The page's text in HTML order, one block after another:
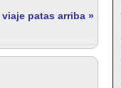
patas arriba »